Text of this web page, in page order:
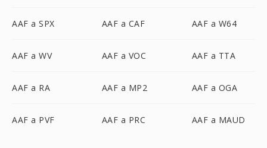
AAF a SPX AAF a CAF AAF a W64
AAF a WV AAF a VOC AAF a TTA
AAF a RA AAF a MP2 AAF a OGA
AAF a PVF AAF a PRC AAF a MAUD